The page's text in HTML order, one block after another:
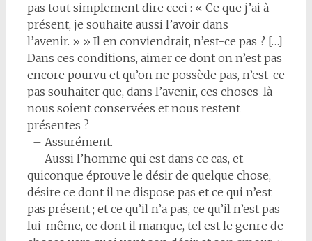
pas tout simplement dire ceci : « Ce que j’ai à
présent, je souhaite aussi l’avoir dans
l’avenir. » » Il en conviendrait, n’est-ce pas ? […]
Dans ces conditions, aimer ce dont on n’est pas
encore pourvu et qu’on ne possède pas, n’est-ce
pas souhaiter que, dans l’avenir, ces choses-là
nous soient conservées et nous restent
présentes ?
– Assurément.
– Aussi l’homme qui est dans ce cas, et
quiconque éprouve le désir de quelque chose,
désire ce dont il ne dispose pas et ce qui n’est
pas présent ; et ce qu’il n’a pas, ce qu’il n’est pas
lui-même, ce dont il manque, tel est le genre de